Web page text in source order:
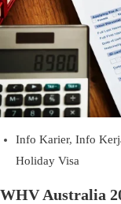
Info Karier, Info
Holiday Visa
WHV Australia